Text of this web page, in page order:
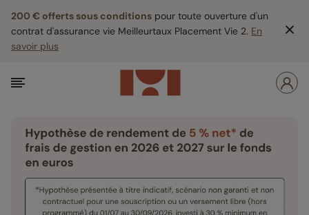
200 € offerts sous conditions pour toute ouverture d'un
contrat d'assurance vie Meilleurtaux Placement Vie 2. En
savoir plus